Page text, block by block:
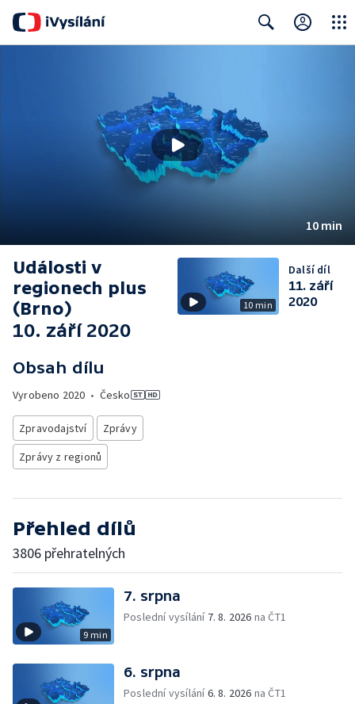
10 min
Události v
regionech plus
(Brno)
10. září 2020
Obsah dílu
Vyrobeno 2020 • Česko
Zpravodajství
Zprávy
Zprávy z regionů
10 min
Další díl
11. září
2020
Přehled dílů
3806 přehratelných
9 min
7. srpna
Poslední vysílání 7. 8. 2026 na ČT1
6. srpna
Poslední vysílání6. 8. 2026 na ČT1